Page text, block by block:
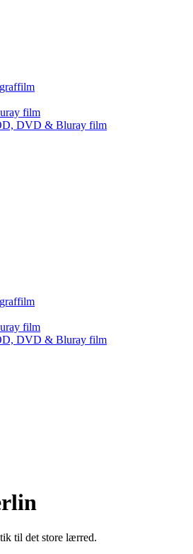
film
DVD & Bluray film
film
DVD & Bluray film
til det store lærred.